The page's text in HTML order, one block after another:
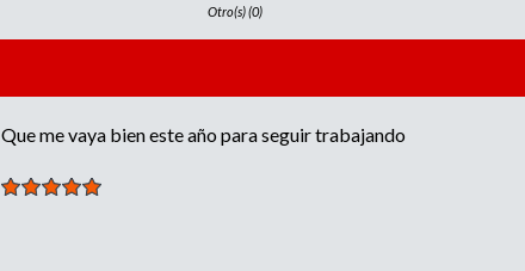
u
a
i
Otro(s) (0)
Que me vaya bien este año para seguir trabajando